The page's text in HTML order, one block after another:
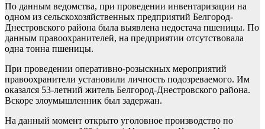
По данным ведомства, при проведении инвентаризации на
одном из сельскохозяйственных предприятий Белгород-
Днестровского района была выявлена недостача пшеницы. По
данным правоохранителей, на предприятии отсутствовала
одна тонна пшеницы.
При проведении оперативно-розыскных мероприятий
правоохранители установили личность подозреваемого. Им
оказался 53-летний житель Белгород-Днестровского района.
Вскоре злоумышленник был задержан.
На данный момент открыто уголовное производство по